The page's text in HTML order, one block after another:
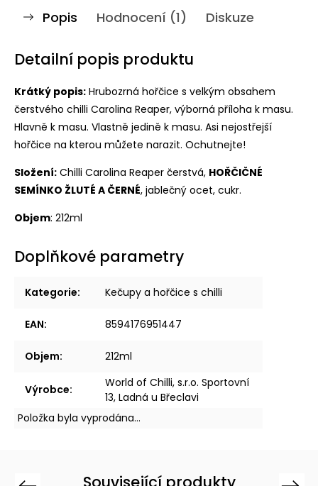
Popis Hodnocení (1) Diskuze
Detailní popis produktu
Krátký popis: Hrubozrná hořčice s velkým obsahem
čerstvého chilli Carolina Reaper, výborná příloha k masu.
Hlavně k masu. Vlastně jedině k masu. Asi nejostřejší
hořčice na kterou můžete narazit. Ochutnejte!
Složení: Chilli Carolina Reaper čerstvá, HOŘČIČNÉ
SEMÍNKO ŽLUTÉ A ČERNÉ, jablečný ocet, cukr.
Objem: 212ml
Doplňkové parametry
Kategorie: Kečupy a hořčice s chilli
EAN: 8594176951447
Objem: 212ml
Výrobce:
World of Chilli, s.r.o. Sportovní
13, Ladná u Břeclavi
Položka byla vyprodána…
Související produkty